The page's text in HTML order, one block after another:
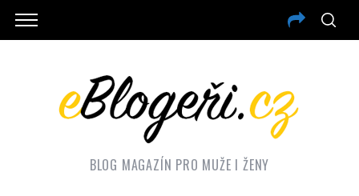
BLOG MAGAZÍN PRO MUŽE I ŽENY